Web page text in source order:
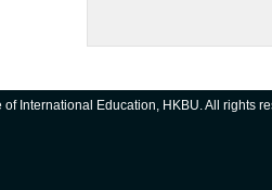
International Education, HKBU. All rights